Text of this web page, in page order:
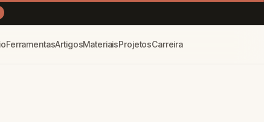
FerramentasArtigosMateriaisProjetosCarreira